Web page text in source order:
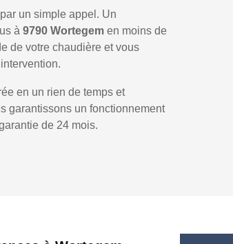
un simple appel. Un
à 9790 Wortegem en moins de
de votre chaudière et vous
en un rien de temps et
garantissons un fonctionnement
de 24 mois.